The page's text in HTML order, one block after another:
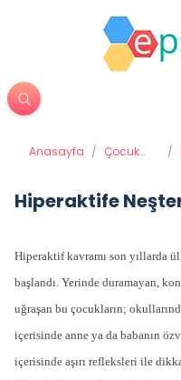
Anasayfa / Çocuk
/
Hiperaktife
Hiperaktif kavramı son yıllarda
başlandı. Yerinde duramayan,
uğraşan bu çocukların;
içerisinde anne ya da babanın
içerisinde aşırı refleksleri ile